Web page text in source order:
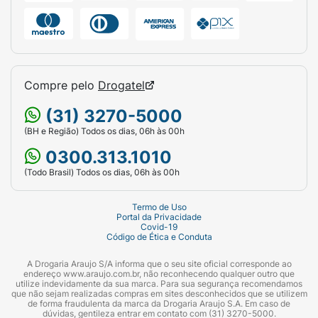
os cuidados com a saúde dos fios devem
continuar. Mantenha uma agenda de cuidados
que inclua hidratação, nutrição e
reconstrução capilar, principalmente se tiver
cabelos cacheados, crespos, crespíssimos ou
quimicamente tratados. Dessa forma, você
garante fios sempre saudáveis e fortalecidos.
Contem: 1 bisnaga de Light Color Coloração
Suave sem Amônia 45 gr.1 frasco de Emulsão
Compre pelo Drogatel
(31) 3270-5000
(BH e Região) Todos os dias, 06h às 00h
0300.313.1010
(Todo Brasil) Todos os dias, 06h às 00h
Termo de Uso
Portal da Privacidade
Covid-19
Código de Ética e Conduta
A Drogaria Araujo S/A informa que o seu site oficial corresponde ao
endereço www.araujo.com.br, não reconhecendo qualquer outro que
utilize indevidamente da sua marca. Para sua segurança recomendamos
que não sejam realizadas compras em sites desconhecidos que se utilizem
de forma fraudulenta da marca da Drogaria Araujo S.A. Em caso de
dúvidas, gentileza entrar em contato com (31) 3270-5000.